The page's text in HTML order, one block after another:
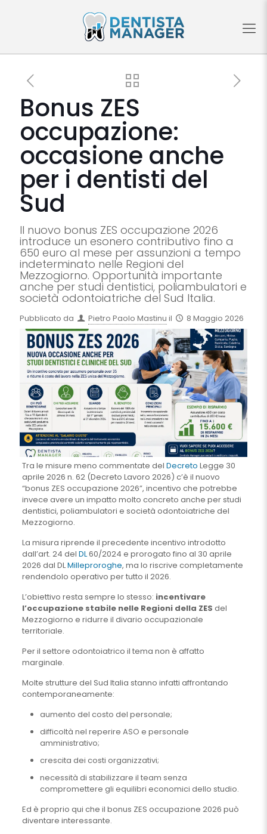
Bonus ZES
occupazione:
occasione anche
per i dentisti del
Sud
Il nuovo bonus ZES occupazione 2026
introduce un esonero contributivo fino a
650 euro al mese per assunzioni a tempo
indeterminato nelle Regioni del
Mezzogiorno. Opportunità importante
anche per studi dentistici, poliambulatori e
società odontoiatriche del Sud Italia.
Pubblicato da Pietro Paolo Mastinu il 8 Maggio 2026
Tra le misure meno commentate del Decreto Legge 30
aprile 2026 n. 62 (Decreto Lavoro 2026) c’è il nuovo
“bonus ZES occupazione 2026”, incentivo che potrebbe
invece avere un impatto molto concreto anche per studi
dentistici, poliambulatori e società odontoiatriche del
Mezzogiorno.
La misura riprende il precedente incentivo introdotto
dall’art. 24 del DL60/2024 e prorogato fino al 30 aprile
2026 dal DLMilleproroghe, ma lo riscrive completamente
rendendolo operativo per tutto il 2026.
L’obiettivo resta sempre lo stesso: incentivare
l’occupazione stabile nelle Regioni della ZES del
Mezzogiorno e ridurre il divario occupazionale
territoriale.
Per il settore odontoiatrico il tema non è affatto
marginale.
Molte strutture del Sud Italia stanno infatti affrontando
contemporaneamente:
aumento del costo del personale;
difficoltà nel reperire ASO e personale
amministrativo;
crescita dei costi organizzativi;
necessità di stabilizzare il team senza
compromettere gli equilibri economici dello studio.
Ed è proprio qui che il bonus ZES occupazione 2026 può
diventare interessante.